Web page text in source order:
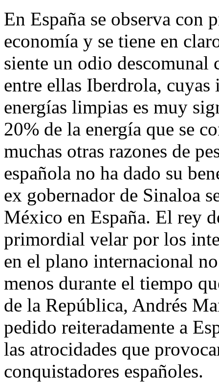
En España se observa con
economía y se tiene en
siente un odio descomunal
entre ellas Iberdrola, cuyas
energías limpias es muy
20% de la energía que se
muchas otras razones de
española no ha dado su
ex gobernador de Sinaloa
México en España. El rey
primordial velar por los
en el plano internacional
menos durante el tiempo
de la República, Andrés
pedido reiteradamente a
las atrocidades que
conquistadores españoles.